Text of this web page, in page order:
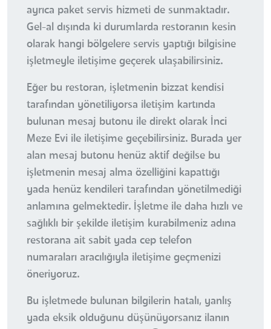
ayrıca paket servis hizmeti de sunmaktadır.
Gel-al dışında ki durumlarda restoranın kesin
olarak hangi bölgelere servis yaptığı bilgisine
işletmeyle iletişime geçerek ulaşabilirsiniz.
Eğer bu restoran, işletmenin bizzat kendisi
tarafından yönetiliyorsa iletişim kartında
bulunan mesaj butonu ile direkt olarak İnci
Meze Evi ile iletişime geçebilirsiniz. Burada yer
alan mesaj butonu henüz aktif değilse bu
işletmenin mesaj alma özelliğini kapattığı
yada henüz kendileri tarafından yönetilmediği
anlamına gelmektedir. İşletme ile daha hızlı ve
sağlıklı bir şekilde iletişim kurabilmeniz adına
restorana ait sabit yada cep telefon
numaraları aracılığıyla iletişime geçmenizi
öneriyoruz.
Bu işletmede bulunan bilgilerin hatalı, yanlış
yada eksik olduğunu düşünüyorsanız ilanın